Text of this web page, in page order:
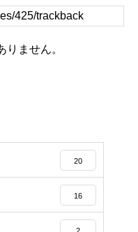
ません。
20
16